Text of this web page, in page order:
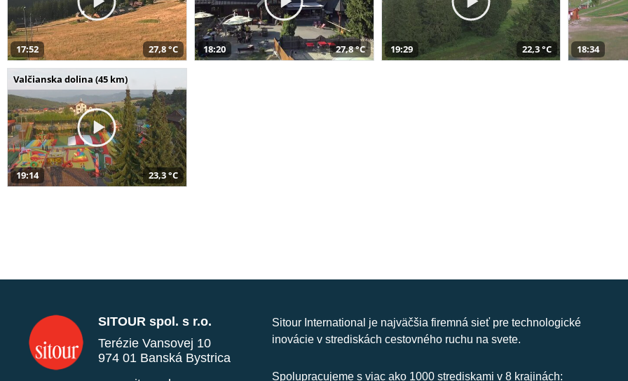
17:52 27,8 °C 18:20 27,8 °C 19:29 22,3 °C 18:34
Valčianska dolina (45 km)
19:14 23,3 °C
SITOUR spol. s r.o.
Terézie Vansovej 10
974 01 Banská Bystrica
Sitour International je najväčšia firemná sieť pre technologické
inovácie v strediskách cestovného ruchu na svete.
Spolupracujeme s viac ako 1000 strediskami v 8 krajinách: